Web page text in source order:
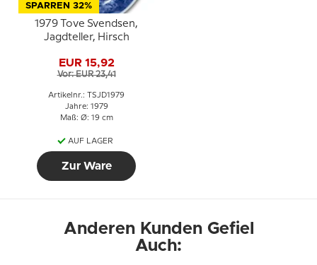
SPARREN 32%
1979 Tove Svendsen,
Jagdteller, Hirsch
EUR 15,92
Vor: EUR 23,41
Artikelnr.: TSJD1979
Jahre: 1979
Maß: Ø: 19 cm
AUF LAGER
Zur Ware
Anderen Kunden Gefiel
Auch: